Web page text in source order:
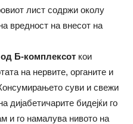
лист содржи околу
вредност на внесот на
Б-комплексот кои
на нервите, органите и
суви и свежи
дијабетичарите бидејќи го
и го намалува нивото на